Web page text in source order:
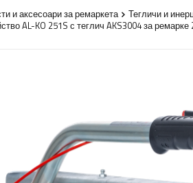
и аксесоари за ремаркета Тегличи и
AL-KO 251S с теглич AKS3004 за ремарке